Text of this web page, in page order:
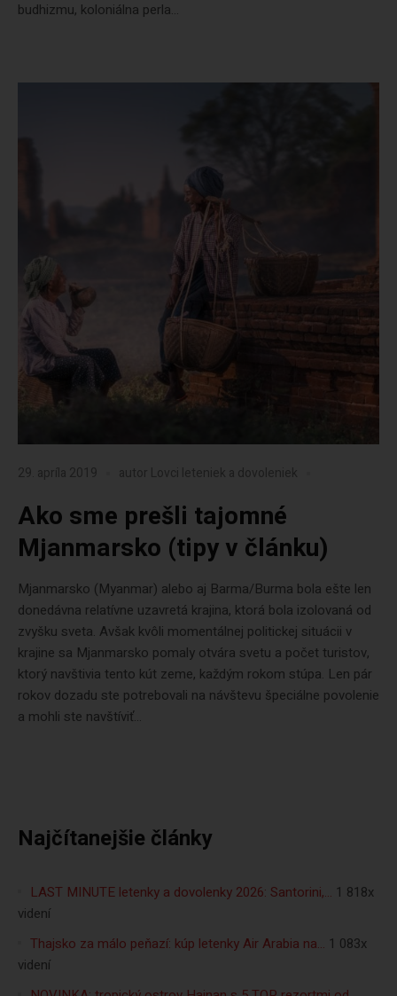
budhizmu, koloniálna perla...
29. apríla 2019 autor Lovci leteniek a dovoleniek
Ako sme prešli tajomné
Mjanmarsko (tipy v článku)
Mjanmarsko (Myanmar) alebo aj Barma/Burma bola ešte len
donedávna relatívne uzavretá krajina, ktorá bola izolovaná od
zvyšku sveta. Avšak kvôli momentálnej politickej situácii v
krajine sa Mjanmarsko pomaly otvára svetu a počet turistov,
ktorý navštivia tento kút zeme, každým rokom stúpa. Len pár
rokov dozadu ste potrebovali na návštevu špeciálne povolenie
a mohli ste navštíviť...
Najčítanejšie články
LAST MINUTE letenky a dovolenky 2026: Santorini,… 1 818x
videní
Thajsko za málo peňazí: kúp letenky Air Arabia na… 1 083x
videní